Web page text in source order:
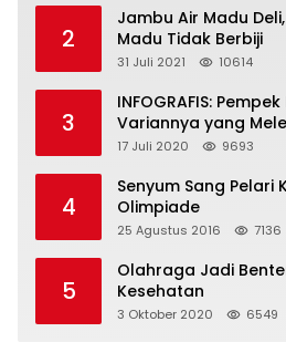
2
Jambu Air Madu
Madu Tidak Berbiji
31 Juli 2021 10614
3
INFOGRAFIS:
Variannya yang
17 Juli 2020 9693
4
Senyum Sang Pelari
Olimpiade
25 Agustus 2016 7136
5
Olahraga Jadi
Kesehatan
3 Oktober 2020 6549